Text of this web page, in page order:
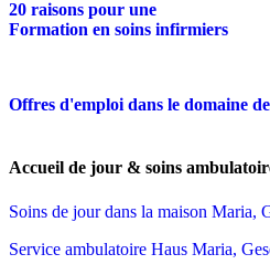
20 raisons pour une
Formation en soins infirmiers
Offres d'emploi dans le domaine
Accueil de jour & soins
Soins de jour dans la maison Maria,
Service ambulatoire Haus Maria,